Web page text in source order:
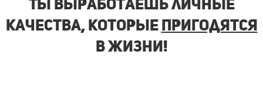
Ты выработаешь личные
качества, которыепригодятся
в жизни!